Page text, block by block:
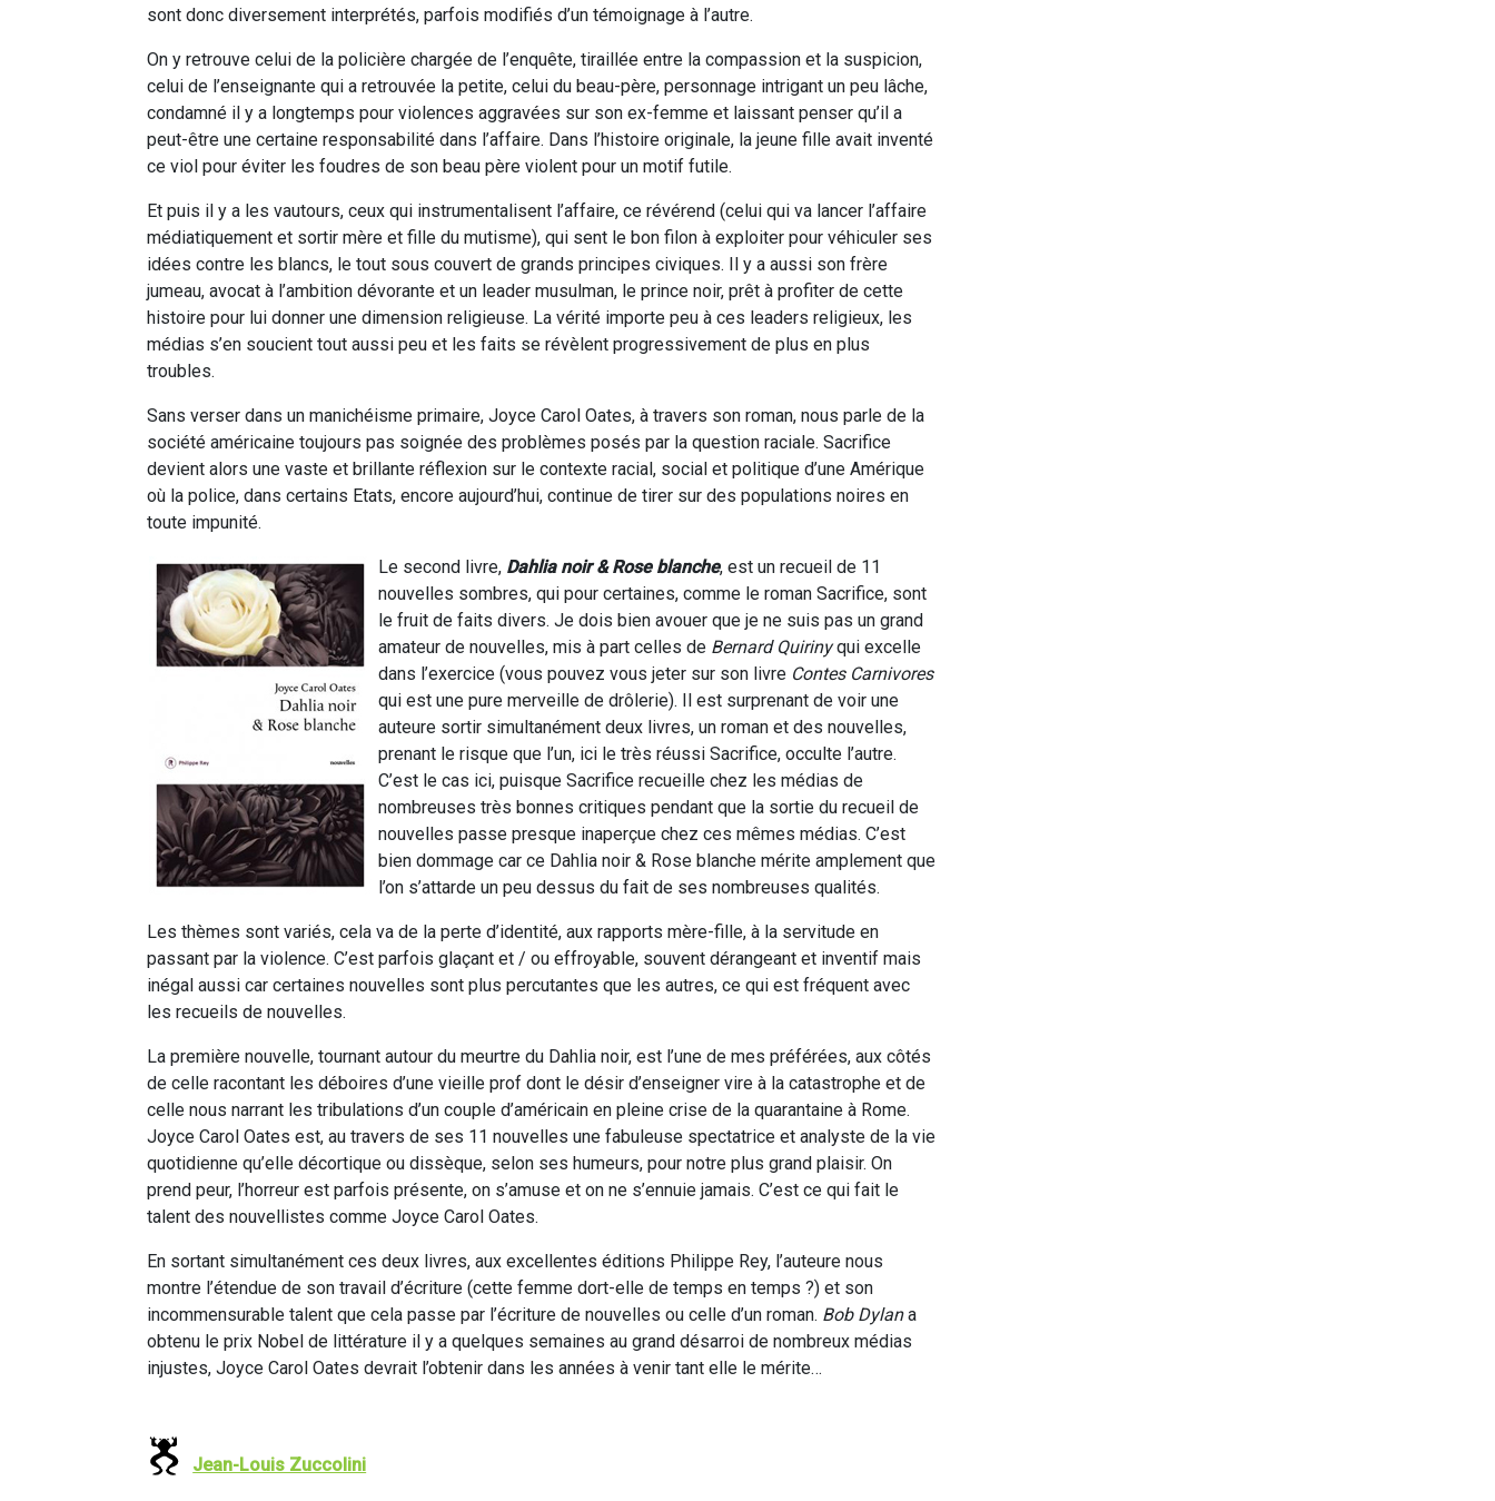
sont donc diversement interprétés, parfois modifiés d’un témoignage à l’autre.
On y retrouve celui de la policière chargée de l’enquête, tiraillée entre la compassion et la suspicion,
celui de l’enseignante qui a retrouvée la petite, celui du beau-père, personnage intrigant un peu lâche,
condamné il y a longtemps pour violences aggravées sur son ex-femme et laissant penser qu’il a
peut-être une certaine responsabilité dans l’affaire. Dans l’histoire originale, la jeune fille avait inventé
ce viol pour éviter les foudres de son beau père violent pour un motif futile.
Et puis il y a les vautours, ceux qui instrumentalisent l’affaire, ce révérend (celui qui va lancer l’affaire
médiatiquement et sortir mère et fille du mutisme), qui sent le bon filon à exploiter pour véhiculer ses
idées contre les blancs, le tout sous couvert de grands principes civiques. Il y a aussi son frère
jumeau, avocat à l’ambition dévorante et un leader musulman, le prince noir, prêt à profiter de cette
histoire pour lui donner une dimension religieuse. La vérité importe peu à ces leaders religieux, les
médias s’en soucient tout aussi peu et les faits se révèlent progressivement de plus en plus
troubles.
Sans verser dans un manichéisme primaire, Joyce Carol Oates, à travers son roman, nous parle de la
société américaine toujours pas soignée des problèmes posés par la question raciale. Sacrifice
devient alors une vaste et brillante réflexion sur le contexte racial, social et politique d’une Amérique
où la police, dans certains Etats, encore aujourd’hui, continue de tirer sur des populations noires en
toute impunité.
Le second livre, Dahlia noir & Rose blanche, est un recueil de 11
nouvelles sombres, qui pour certaines, comme le roman Sacrifice, sont
le fruit de faits divers. Je dois bien avouer que je ne suis pas un grand
amateur de nouvelles, mis à part celles de Bernard Quirinyqui excelle
dans l’exercice (vous pouvez vous jeter sur son livre Contes Carnivores
qui est une pure merveille de drôlerie). Il est surprenant de voir une
auteure sortir simultanément deux livres, un roman et des nouvelles,
prenant le risque que l’un, ici le très réussi Sacrifice, occulte l’autre.
C’est le cas ici, puisque Sacrifice recueille chez les médias de
nombreuses très bonnes critiques pendant que la sortie du recueil de
nouvelles passe presque inaperçue chez ces mêmes médias. C’est
bien dommage car ce Dahlia noir & Rose blanche mérite amplement que
l’on s’attarde un peu dessus du fait de ses nombreuses qualités.
Les thèmes sont variés, cela va de la perte d’identité, aux rapports mère-fille, à la servitude en
passant par la violence. C’est parfois glaçant et / ou effroyable, souvent dérangeant et inventif mais
inégal aussi car certaines nouvelles sont plus percutantes que les autres, ce qui est fréquent avec
les recueils de nouvelles.
La première nouvelle, tournant autour du meurtre du Dahlia noir, est l’une de mes préférées, aux côtés
de celle racontant les déboires d’une vieille prof dont le désir d’enseigner vire à la catastrophe et de
celle nous narrant les tribulations d’un couple d’américain en pleine crise de la quarantaine à Rome.
Joyce Carol Oates est, au travers de ses 11 nouvelles une fabuleuse spectatrice et analyste de la vie
quotidienne qu’elle décortique ou dissèque, selon ses humeurs, pour notre plus grand plaisir. On
prend peur, l’horreur est parfois présente, on s’amuse et on ne s’ennuie jamais. C’est ce qui fait le
talent des nouvellistes comme Joyce Carol Oates.
En sortant simultanément ces deux livres, aux excellentes éditions Philippe Rey, l’auteure nous
montre l’étendue de son travail d’écriture (cette femme dort-elle de temps en temps ?) et son
incommensurable talent que cela passe par l’écriture de nouvelles ou celle d’un roman. Bob Dylana
obtenu le prix Nobel de littérature il y a quelques semaines au grand désarroi de nombreux médias
injustes, Joyce Carol Oates devrait l’obtenir dans les années à venir tant elle le mérite…
Jean-Louis Zuccolini